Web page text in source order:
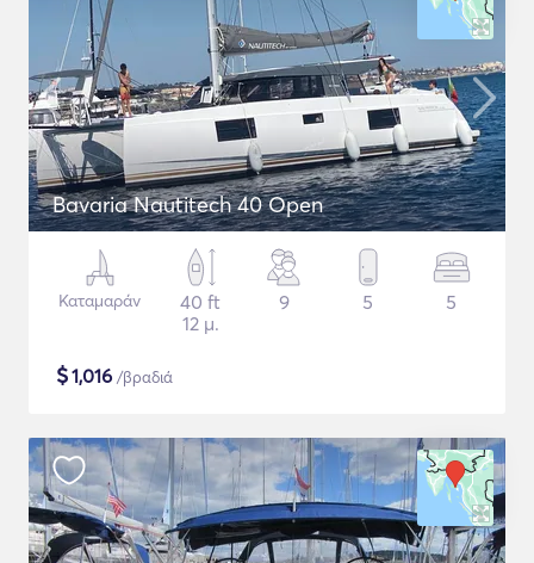
Bavaria Nautitech 40 Open
Καταμαράν
40 ft
12 μ.
9 5 5
$1,016 /βραδιά